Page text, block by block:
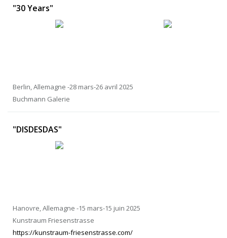
"30 Years"
Berlin, Allemagne -28 mars-26 avril 2025
Buchmann Galerie
"DISDESDAS"
Hanovre, Allemagne -15 mars-15 juin 2025
Kunstraum Friesenstrasse
https://kunstraum-friesenstrasse.com/